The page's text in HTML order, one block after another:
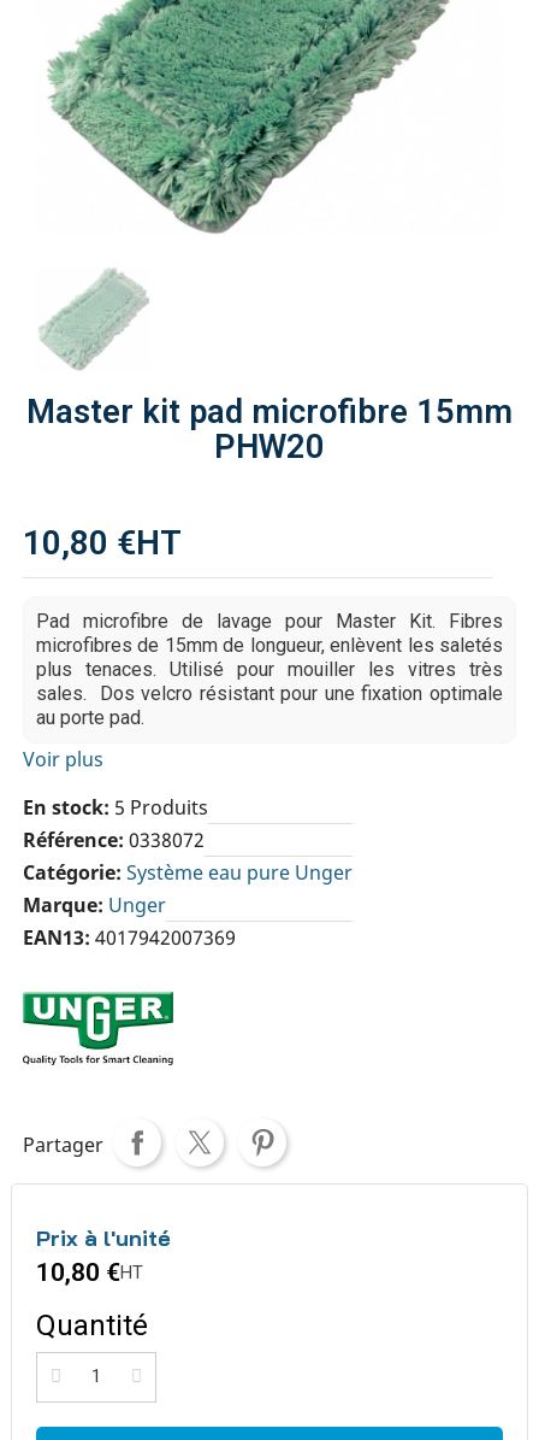
Master kit pad microfibre 15mm
PHW20
10,80 €HT
Pad microfibre de lavage pour Master Kit. Fibres
microfibres de 15mm de longueur, enlèvent les saletés
plus tenaces. Utilisé pour mouiller les vitres très
sales. Dos velcro résistant pour une fixation optimale
au porte pad.
Voir plus
En stock 5 Produits
Référence 0338072
Catégorie Système eau pure Unger
Marque Unger
EAN13 4017942007369
Partager
Prix à l'unité
10,80 €HT
Quantité